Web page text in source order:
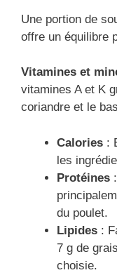
Une portion de
offre un équilibre
Vitamines et
vitamines A et K
coriandre et le
Calories :
les
Protéines
du poulet.
Lipides :
7 g de
choisie.